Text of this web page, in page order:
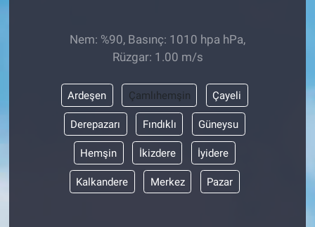
Nem: %90, Basınç: 1010 hpa hPa,
Rüzgar: 1.00 m/s
Ardeşen Çamlıhemşin Çayeli
Derepazarı Fındıklı Güneysu
Hemşin İkizdere İyidere
Kalkandere Merkez Pazar